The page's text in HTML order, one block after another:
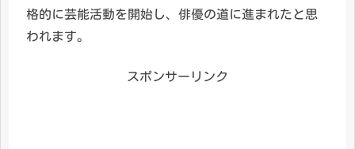
格的に芸能活動を開始し、俳優の道に進まれたと思
われます。
スポンサーリンク